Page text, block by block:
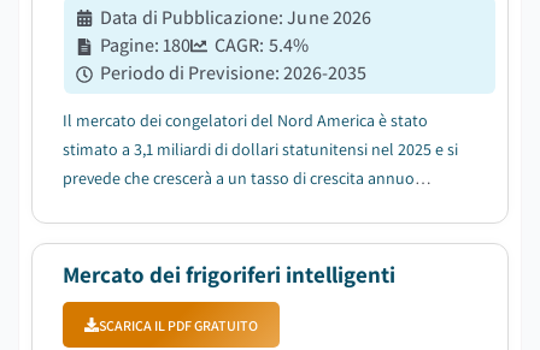
Data di Pubblicazione:June 2026
Pagine:180 CAGR: 5.4%
Periodo di Previsione:2026-2035
Il mercato dei congelatori del Nord America è stato
stimato a 3,1 miliardi di dollari statunitensi nel 2025 e si
prevede che crescerà a un tasso di crescita annuo
Mercato dei frigoriferi intelligenti
SCARICA IL PDF GRATUITO